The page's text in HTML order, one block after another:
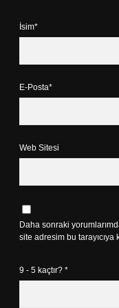
İsim*
E-Posta*
Web Sitesi
Daha sonraki
site adresim bu tarayıcıya
9 - 5 kaçtır? *